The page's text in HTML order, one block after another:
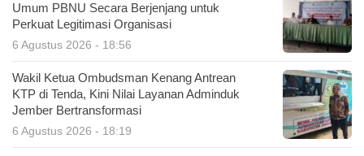
Umum PBNU Secara Berjenjang untuk
Perkuat Legitimasi Organisasi
6 Agustus 2026 - 18:56
Wakil Ketua Ombudsman Kenang Antrean
KTP di Tenda, Kini Nilai Layanan Adminduk
Jember Bertransformasi
6 Agustus 2026 - 18:19